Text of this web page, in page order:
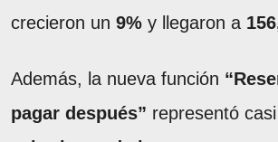
crecieron un 9% y llegaron a
Además, la nueva función
pagar después” representó